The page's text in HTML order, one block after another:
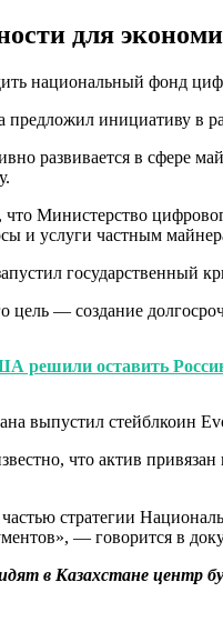
для
национальный фонд
предложил инициативу в
развивается в сфере
Министерство
и услуги частным
государственный
цель — создание
решили оставить
выпустил стейблкоин
что актив
частью стратегии
— говорится в
в Казахстане центр